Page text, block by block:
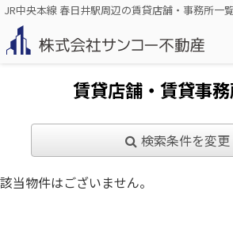
JR中央本線 春日井駅周辺の賃貸店舗・事務所一
賃貸店舗・賃貸事
検索条件を変更
該当物件はございません。